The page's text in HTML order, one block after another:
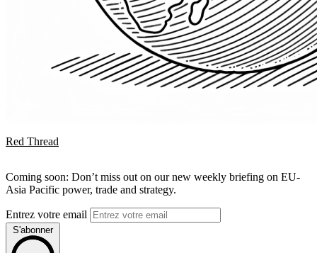
Red Thread
Coming soon: Don’t miss out on our new weekly briefing on EU-
Asia Pacific power, trade and strategy.
Entrez votre email
S'abonner